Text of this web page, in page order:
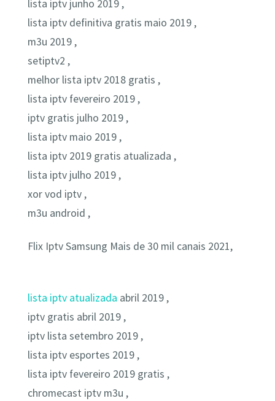
lista iptv junho 2019 ,
lista iptv definitiva gratis maio 2019 ,
m3u 2019 ,
setiptv2 ,
melhor lista iptv 2018 gratis ,
lista iptv fevereiro 2019 ,
iptv gratis julho 2019 ,
lista iptv maio 2019 ,
lista iptv 2019 gratis atualizada ,
lista iptv julho 2019 ,
xor vod iptv ,
m3u android ,
Flix Iptv Samsung Mais de 30 mil canais 2021,
lista iptv atualizada abril 2019 ,
iptv gratis abril 2019 ,
iptv lista setembro 2019 ,
lista iptv esportes 2019 ,
lista iptv fevereiro 2019 gratis ,
chromecast iptv m3u ,